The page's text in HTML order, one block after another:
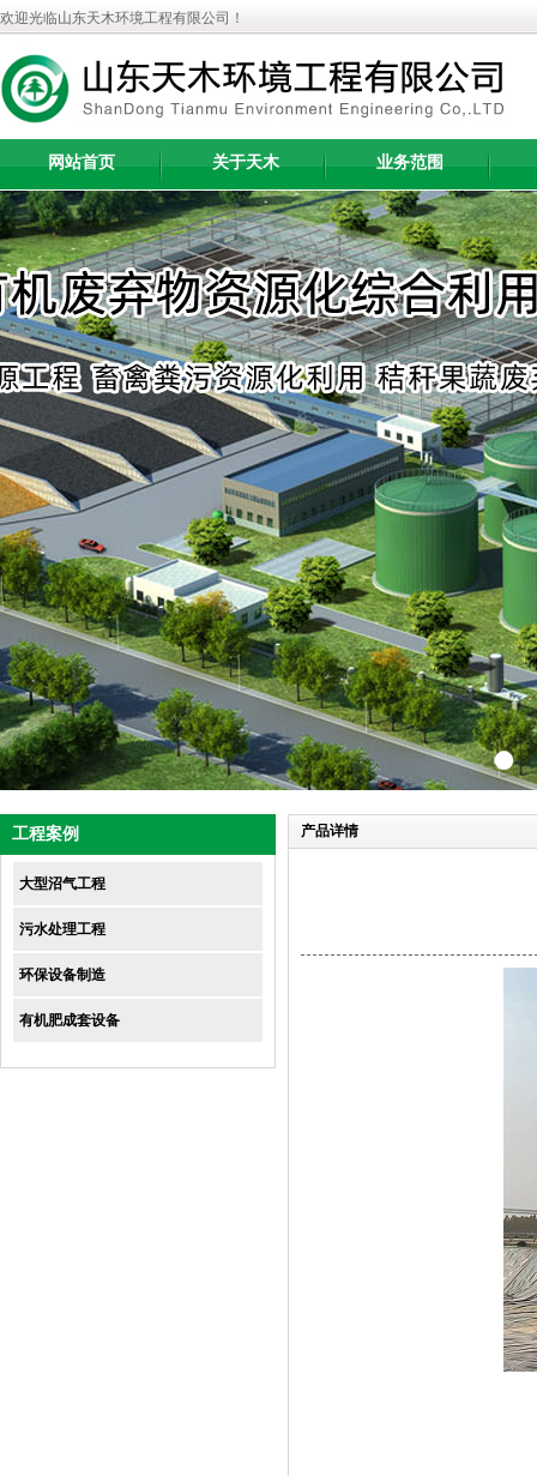
欢迎光临山东天木环境工程有限公司！
网站首页 关于天木 业务范围
工程案例
大型沼气工程
污水处理工程
环保设备制造
有机肥成套设备
产品详情